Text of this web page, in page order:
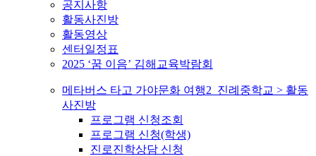
공지사항
활동사진방
활동영상
센터일정표
2025 ‘꿈 이음’ 김해교육박람회
메타버스 타고 가야문화 여행2_진례중학교 > 활동
사진방
프로그램 신청조회
프로그램 신청(학생)
진로진학상담 신청